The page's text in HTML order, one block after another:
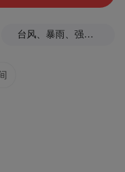
、26日在西雅图对
决赛相遇，双方对
台风、暴雨、强对流等五预警齐发！沿海部分地区将有特大暴雨